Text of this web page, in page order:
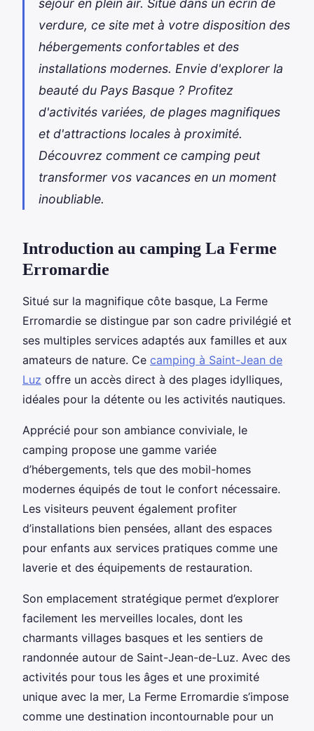
séjour en plein air. Situé dans un écrin de
verdure, ce site met à votre disposition des
hébergements confortables et des
installations modernes. Envie d'explorer la
beauté du Pays Basque ? Profitez
d'activités variées, de plages magnifiques
et d'attractions locales à proximité.
Découvrez comment ce camping peut
transformer vos vacances en un moment
inoubliable.
Introduction au camping La Ferme
Erromardie
Situé sur la magnifique côte basque, La Ferme
Erromardie se distingue par son cadre privilégié et
ses multiples services adaptés aux familles et aux
amateurs de nature. Ce camping à Saint-Jean de
Luz offre un accès direct à des plages idylliques,
idéales pour la détente ou les activités nautiques.
Apprécié pour son ambiance conviviale, le
camping propose une gamme variée
d’hébergements, tels que des mobil-homes
modernes équipés de tout le confort nécessaire.
Les visiteurs peuvent également profiter
d’installations bien pensées, allant des espaces
pour enfants aux services pratiques comme une
laverie et des équipements de restauration.
Son emplacement stratégique permet d’explorer
facilement les merveilles locales, dont les
charmants villages basques et les sentiers de
randonnée autour de Saint-Jean-de-Luz. Avec des
activités pour tous les âges et une proximité
unique avec la mer, La Ferme Erromardie s’impose
comme une destination incontournable pour un